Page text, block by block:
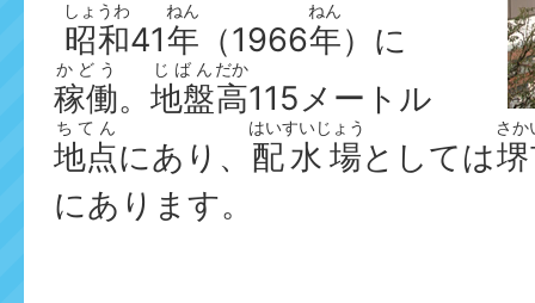
昭和
しょうわ
41年
ねん
（1966年
ねん
）に
稼働
かどう
。 地盤
じばん
高
だか
115メートル
地点
ちてん
にあり、 配水場
はいすいじょう
としては
さか
にあります。